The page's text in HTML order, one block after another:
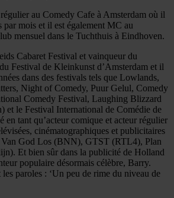
au Comedy Cafe à Amsterdam où il
par mois et il est également MC au
mensuel dans le Tuchthuis à Eindhoven.
Cabaret Festival et vainqueur du
Festival de Kleinkunst d’Amsterdam et il
dans des festivals tels que Lowlands,
Night of Comedy, Puur Gelul, Comedy
Comedy Festival, Laughing Blizzard
et le Festival International de Comédie de
en tant qu’acteur comique et acteur régulier
cinématographiques et publicitaires
Van God Los (BNN), GTST (RTL4), Plan
Et bien sûr dans la publicité de Holland
populaire désormais célèbre, Barry.
paroles : ‘Un peu de rime du niveau de